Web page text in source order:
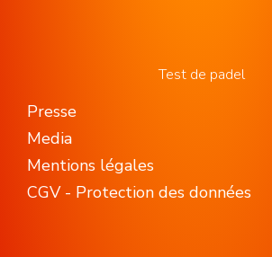
Test de padel
Presse
Media
Mentions légales
CGV - Protection des données